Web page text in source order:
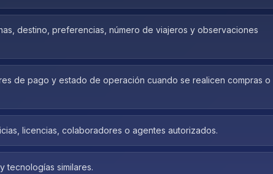
destino, preferencias, número de viajeros y observaciones
de pago y estado de operación cuando se realicen compras o
licencias, colaboradores o agentes autorizados.
tecnologías similares.